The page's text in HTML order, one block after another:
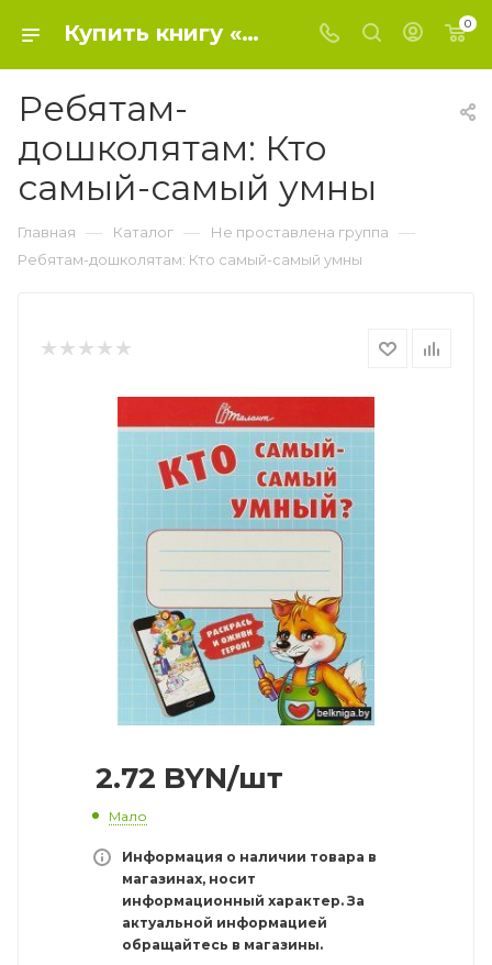
Купить книгу «Ребятам-дошколятам: Кто самый-самый умны» 0, - Не проставлена группа 0
Ребятам-
дошколятам: Кто
самый-самый умны
Главная — Каталог — Не проставлена группа —
Ребятам-дошколятам: Кто самый-самый умны
2.72 BYN/шт
Мало
Информация о наличии товара в
магазинах, носит
информационный характер. За
актуальной информацией
обращайтесь в магазины.